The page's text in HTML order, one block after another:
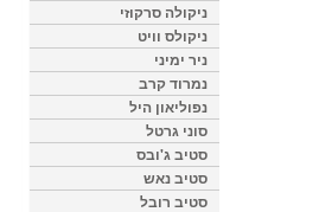
ניקולה סרקוזי
ניקולס וויט
ניר ימיני
נמרוד קרב
נפוליאון היל
סוני גרטל
סטיב ג'ובס
סטיב נאש
סטיב רובל